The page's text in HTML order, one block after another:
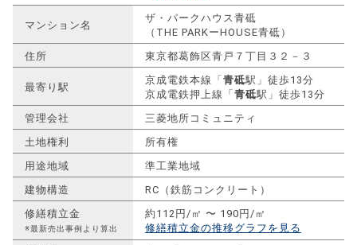
マンション名
ザ・パークハウス青砥
（THE PARKーHOUSE青砥）
住所
東京都葛飾区青戸７丁目３２－３
最寄り駅
京成電鉄本線「青砥駅」徒歩13分
京成電鉄押上線「青砥駅」徒歩13分
管理会社
三菱地所コミュニティ
土地権利
所有権
用途地域
準工業地域
建物構造
RC（鉄筋コンクリート）
修繕積立金
※最新売出事例より算出
約112円/㎡ 〜 190円/㎡
修繕積立金の推移グラフを見る